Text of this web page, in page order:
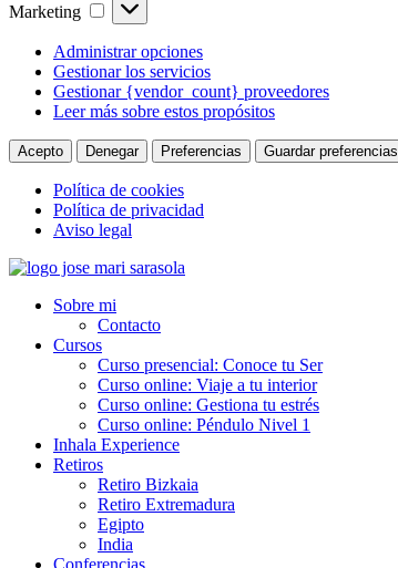
Marketing
Administrar opciones
Gestionar los servicios
Gestionar {vendor_count} proveedores
Leer más sobre estos propósitos
Acepto Denegar Preferencias Guardar preferencias
Política de cookies
Política de privacidad
Aviso legal
Ir
contenidoSobre mi
Contacto
Cursos
Curso presencial: Conoce tu Ser
Curso online: Viaje a tu interior
Curso online: Gestiona tu estrés
Curso online: Péndulo Nivel 1
Inhala Experience
Retiros
Retiro Bizkaia
Retiro Extremadura
Egipto
India
Conferencias